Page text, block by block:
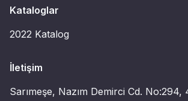
Kataloglar
2022 Katalog
İletişim
Sarımeşe, Nazım Demirci Cd. No:294,